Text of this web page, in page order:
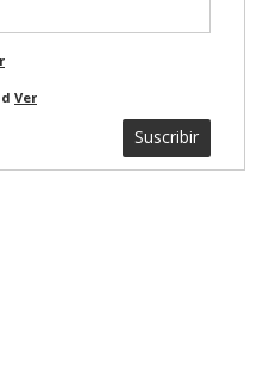
Ver
Suscribir